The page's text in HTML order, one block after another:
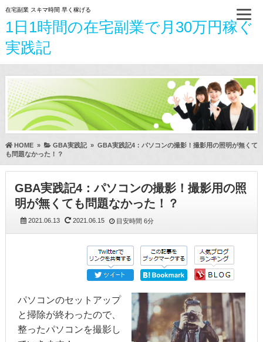
在宅副業 スキマ時間 早く稼げる
1日1時間の在宅副業で月30万円稼ぐ
実践記
HOME» GBA実践記» GBA実践記4：パソコンの撮影！撮影用の照明が無くて
も問題なかった！？
GBA実践記4：パソコンの撮影！撮影用の照
明が無くても問題なかった！？
2021.06.13 2021.06.15 目安時間 6分
パソコンのセットアップ
と掃除が終わったので、
整ったパソコンを撮影し